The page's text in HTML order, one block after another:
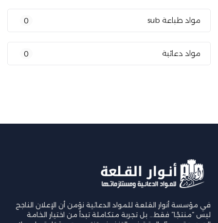
مواد طباعة sub 0
مواد دعائية 0
في مؤسسة أنوار القلعة للمواد الدعائية نؤمن أن الإعلان الناجح
ليس “منتجًا” فقط… بل تجربة متكاملة تبدأ من اختيار الخامة